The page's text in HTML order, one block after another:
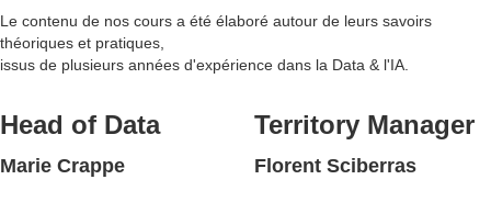
Le contenu de nos cours a été élaboré autour de leurs savoirs
théoriques et pratiques,
issus de plusieurs années d'expérience dans la Data & l'IA.
Head of Data
Marie Crappe
Territory Manager
Florent Sciberras